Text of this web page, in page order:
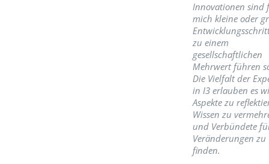
Innovationen sind
mich kleine oder
zu einem
gesellschaftlichen
Mehrwert führen
Die Vielfalt der
in I3 erlauben es
Aspekte zu
Wissen zu
und Verbündete
Veränderungen zu
finden.